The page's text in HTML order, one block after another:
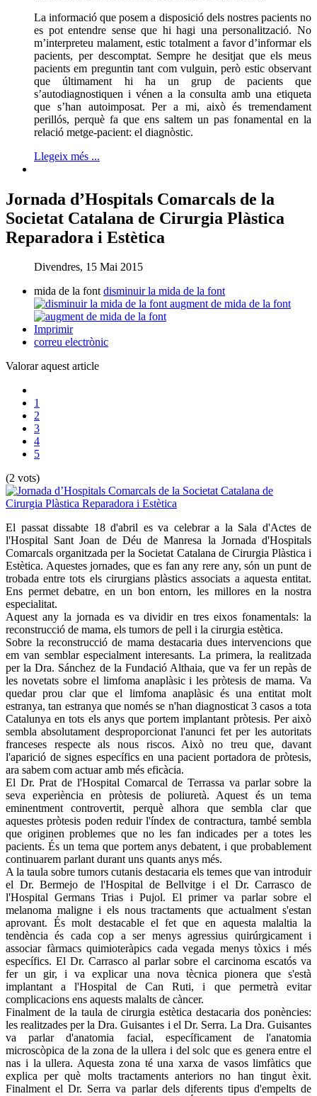
La informació que posem a disposició dels nostres pacients no
es pot entendre sense que hi hagi una personalització. No
m’interpreteu malament, estic totalment a favor d’informar els
pacients, per descomptat. Sempre he desitjat que els meus
pacients em preguntin tant com vulguin, però estic observant
que últimament hi ha un grup de pacients que
s’autodiagnostiquen i vénen a la consulta amb una etiqueta
que s’han autoimposat. Per a mi, això és tremendament
perillós, perquè fa que ens saltem un pas fonamental en la
relació metge-pacient: el diagnòstic.
Llegeix més ...
Jornada d’Hospitals Comarcals de la
Societat Catalana de Cirurgia Plàstica
Reparadora i Estètica
Divendres, 15 Mai 2015
mida de la font disminuir la mida de la font
augment de mida de la font
Imprimir
correu electrònic
Valorar aquest article
1
2
3
4
5
(2 vots)
El passat dissabte 18 d'abril es va celebrar a la Sala d'Actes de
l'Hospital Sant Joan de Déu de Manresa la Jornada d'Hospitals
Comarcals organitzada per la Societat Catalana de Cirurgia Plàstica i
Estètica. Aquestes jornades, que es fan any rere any, són un punt de
trobada entre tots els cirurgians plàstics associats a aquesta entitat.
Ens permet debatre, en un bon entorn, les millores en la nostra
especialitat.
Aquest any la jornada es va dividir en tres eixos fonamentals: la
reconstrucció de mama, els tumors de pell i la cirurgia estètica.
Sobre la reconstrucció de mama destacaria dues intervencions que
em van semblar especialment interesants. La primera, la realitzada
per la Dra. Sánchez de la Fundació Althaia, que va fer un repàs de
les novetats sobre el limfoma anaplàsic i les pròtesis de mama. Va
quedar prou clar que el limfoma anaplàsic és una entitat molt
estranya, tan estranya que només se n'han diagnosticat 3 casos a tota
Catalunya en tots els anys que portem implantant pròtesis. Per això
sembla absolutament desproporcionat l'anunci fet per les autoritats
franceses respecte als nous riscos. Això no treu que, davant
l'aparició de signes específics en una pacient portadora de pròtesis,
ara sabem com actuar amb més eficàcia.
El Dr. Prat de l'Hospital Comarcal de Terrassa va parlar sobre la
seva experiència en pròtesis de poliuretà. Aquest és un tema
eminentment controvertit, perquè alhora que sembla clar que
aquestes pròtesis poden reduir l'índex de contractura, també sembla
que originen problemes que no les fan indicades per a totes les
pacients. És un tema que portem anys debatent, i que probablement
continuarem parlant durant uns quants anys més.
A la taula sobre tumors cutanis destacaria els temes que van introduir
el Dr. Bermejo de l'Hospital de Bellvitge i el Dr. Carrasco de
l'Hospital Germans Trias i Pujol. El primer va parlar sobre el
melanoma maligne i els nous tractaments que actualment s'estan
aprovant. És molt destacable el fet que en aquesta malaltia la
tendència és cada cop a ser menys agressius quirúrgicament i
associar fàrmacs quimioteràpics cada vegada menys tòxics i més
específics. El Dr. Carrasco al parlar sobre el carcinoma escatós va
fer un gir, i va explicar una nova tècnica pionera que s'està
implantant a l'Hospital de Can Ruti, i que permetrà evitar
complicacions ens aquests malalts de càncer.
Finalment de la taula de cirurgia estètica destacaria dos ponències:
les realitzades per la Dra. Guisantes i el Dr. Serra. La Dra. Guisantes
va parlar d'anatomia facial, específicament de l'anatomia
microscòpica de la zona de la ullera i del solc que es genera entre el
nas i la ullera. Aquesta zona té una xarxa de vasos limfàtics que
explica per què molts tractaments anteriors no han tingut èxit.
Finalment el Dr. Serra va parlar dels diferents tipus d'empelts de